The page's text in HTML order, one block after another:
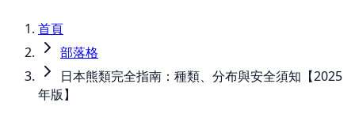
首頁
部落格
日本熊類完全指南：種類、分布與安全須知【2025
年版】